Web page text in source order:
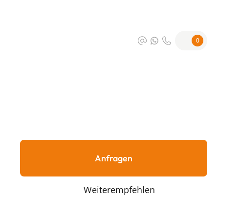
0
Anfragen
Weiterempfehlen